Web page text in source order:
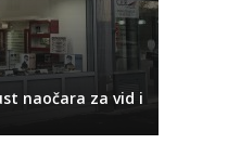
naočara za vid i